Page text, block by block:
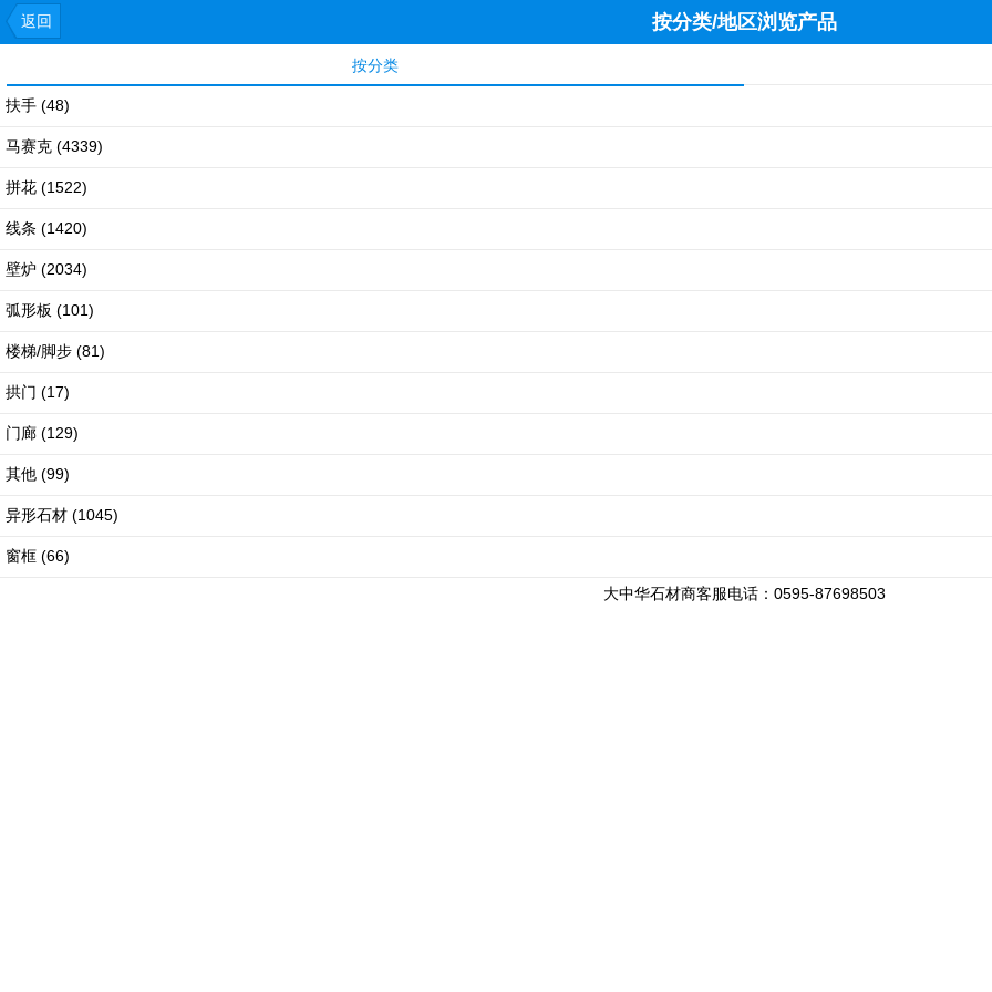
返回 按分类/地区浏览产品
按分类
扶手 (48)
马赛克 (4339)
拼花 (1522)
线条 (1420)
壁炉 (2034)
弧形板 (101)
楼梯/脚步 (81)
拱门 (17)
门廊 (129)
其他 (99)
异形石材 (1045)
窗框 (66)
大中华石材商客服电话：0595-87698503